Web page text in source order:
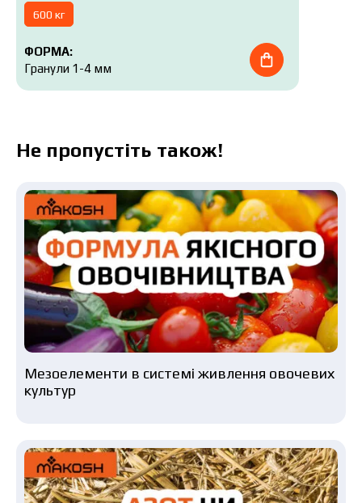
600 кг
ФОРМА:
Гранули 1-4 мм
Не пропустіть також!
Мезоелементи в системі живлення овочевих
культур